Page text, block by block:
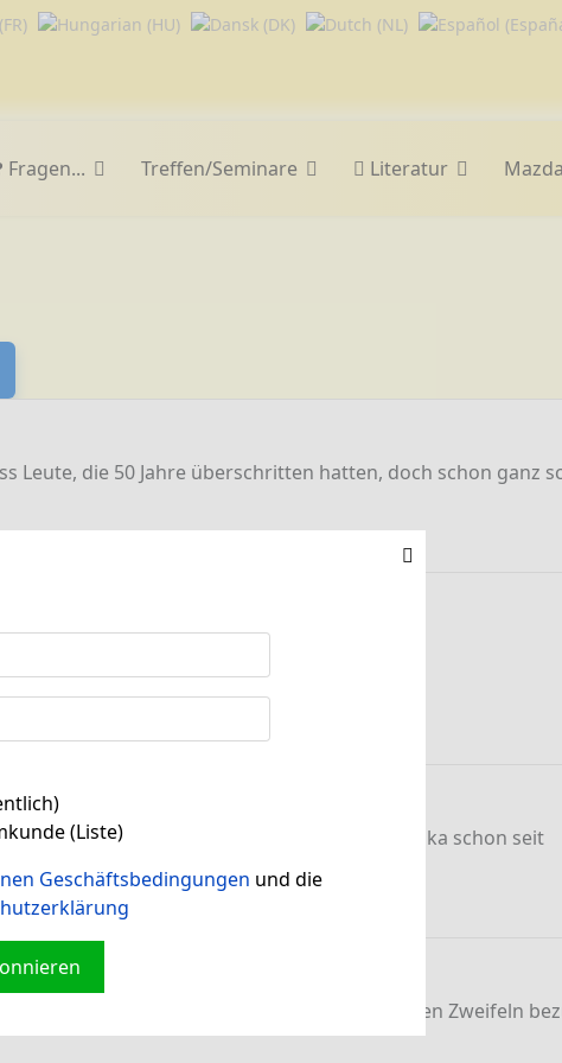
(Liste)
Geschäftsbedingungen und die
Fragen... Treffen/Seminare Literatur
Leute, die 50 Jahre überschritten hatten, doch schon ganz
uns von Dr. O. Z. Hanish offenbart wurde.
nicht geräucherten Variante sind in Südamerika schon seit
Gefallen getan und mich von meinen letzten Zweifeln